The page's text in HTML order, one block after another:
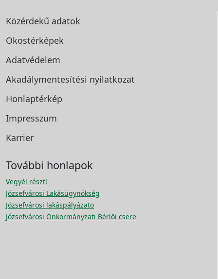
Közérdekű adatok
Okostérképek
Adatvédelem
Akadálymentesítési nyilatkozat
Honlaptérkép
Impresszum
Karrier
További honlapok
Vegyél részt!
Józsefvárosi Lakásügynökség
Józsefvárosi lakáspályázato
Józsefvárosi Önkormányzati Bérlői csere